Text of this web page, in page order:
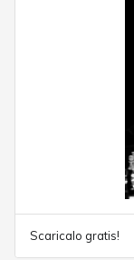
Scaricalo gratis!